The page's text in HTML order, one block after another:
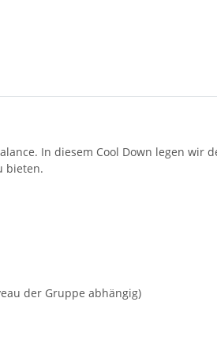
In diesem Cool Down legen wir
bieten.
der Gruppe abhängig)